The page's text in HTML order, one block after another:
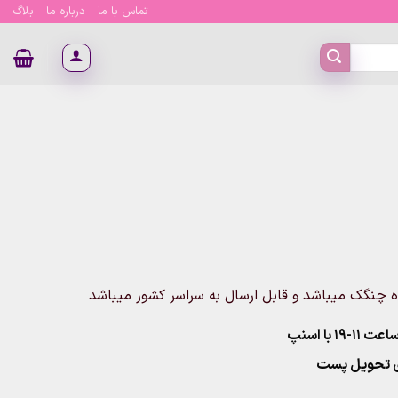
تماس با ما درباره ما بلاگ
میباشد و قابل ارسال به سراسر کشور میباشد
با اسنپ